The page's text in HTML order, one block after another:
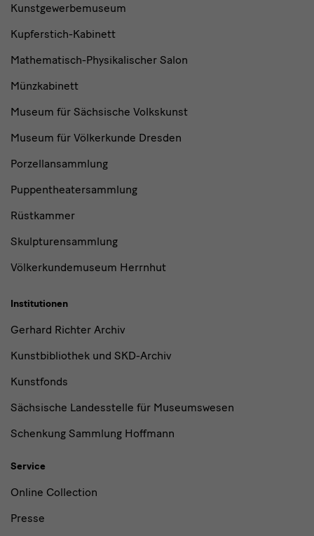
Kunstgewerbemuseum
Kupferstich-Kabinett
Mathematisch-Physikalischer Salon
Münzkabinett
Museum für Sächsische Volkskunst
Museum für Völkerkunde Dresden
Porzellansammlung
Puppentheatersammlung
Rüstkammer
Skulpturensammlung
Völkerkundemuseum Herrnhut
Institutionen
Gerhard Richter Archiv
Kunstbibliothek und SKD-Archiv
Kunstfonds
Sächsische Landesstelle für Museumswesen
Schenkung Sammlung Hoffmann
Service
Online Collection
Presse